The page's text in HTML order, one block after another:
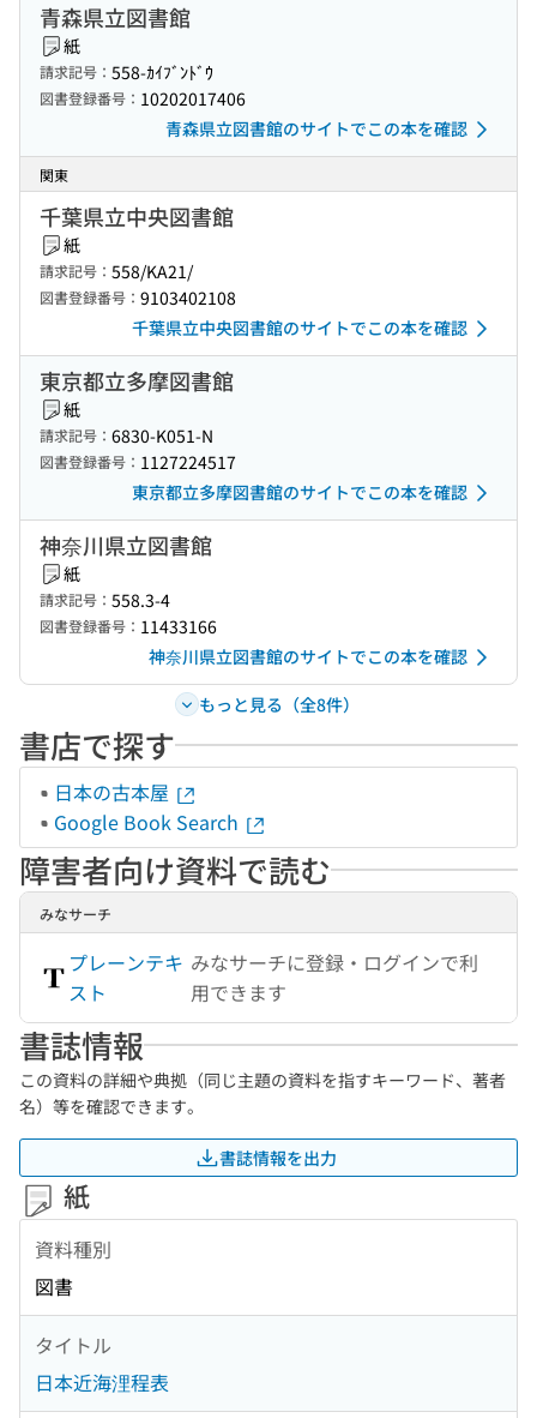
青森県立図書館
紙
請求記号： 558-ｶｲﾌﾞﾝﾄﾞｳ
図書登録番号： 10202017406
青森県立図書館のサイトでこの本を確認
関東
千葉県立中央図書館
紙
請求記号： 558/KA21/
図書登録番号： 9103402108
千葉県立中央図書館のサイトでこの本を確認
東京都立多摩図書館
紙
請求記号： 6830-K051-N
図書登録番号： 1127224517
東京都立多摩図書館のサイトでこの本を確認
神奈川県立図書館
紙
請求記号： 558.3-4
図書登録番号： 11433166
神奈川県立図書館のサイトでこの本を確認
もっと見る（全8件）
書店で探す
日本の古本屋
Google Book Search
障害者向け資料で読む
みなサーチ
プレーンテキ
スト
みなサーチに登録・ログインで利
用できます
書誌情報
この資料の詳細や典拠（同じ主題の資料を指すキーワード、著者
名）等を確認できます。
書誌情報を出力
紙
資料種別
図書
タイトル
日本近海浬程表